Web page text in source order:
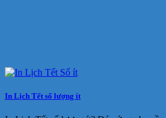
In Lịch Tết số lượng ít